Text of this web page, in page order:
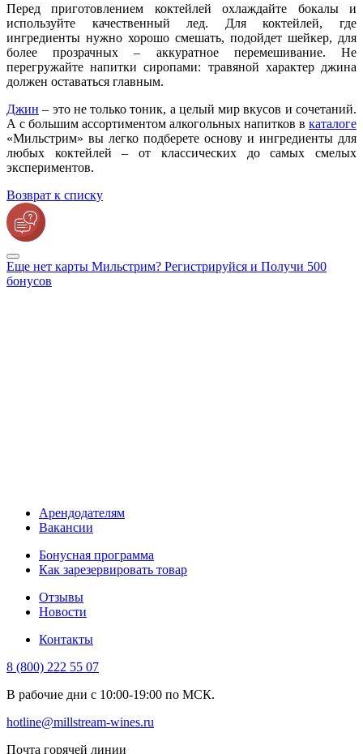
Перед приготовлением коктейлей охлаждайте бокалы и
используйте качественный лед. Для коктейлей, где
ингредиенты нужно хорошо смешать, подойдет шейкер, для
более прозрачных – аккуратное перемешивание. Не
перегружайте напитки сиропами: травяной характер джина
должен оставаться главным.
Джин – это не только тоник, а целый мир вкусов и сочетаний.
А с большим ассортиментом алкогольных напитков в каталоге
«Мильстрим» вы легко подберете основу и ингредиенты для
любых коктейлей – от классических до самых смелых
экспериментов.
Возврат к списку
Еще нет карты Мильстрим? Регистрируйся и Получи 500
бонусов
Арендодателям
Вакансии
Бонусная программа
Как зарезервировать товар
Отзывы
Новости
Контакты
8 (800) 222 55 07
В рабочие дни с 10:00-19:00 по МСК.
hotline@millstream-wines.ru
Почта горячей линии